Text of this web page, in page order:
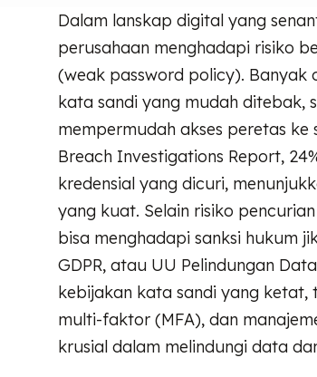
Dalam lanskap digital yang
perusahaan menghadapi risiko
(weak password policy). Banyak
kata sandi yang mudah ditebak,
mempermudah akses peretas ke
Breach Investigations Report,
kredensial yang dicuri,
yang kuat. Selain risiko
bisa menghadapi sanksi hukum
GDPR, atau UU Pelindungan
kebijakan kata sandi yang ketat,
multi-faktor (MFA), dan
krusial dalam melindungi data